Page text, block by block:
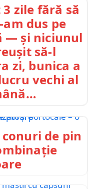
zile fără să
dus pe
— și niciunul
să-l
zi, bunica a
vechi al
de pin